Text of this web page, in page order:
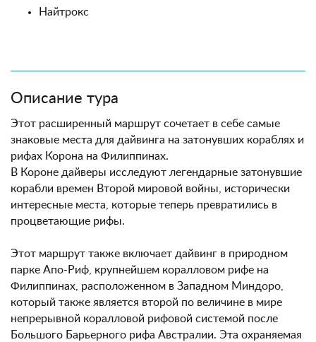
Найтрокс
Описание тура
Этот расширенный маршрут сочетает в себе самые
знаковые места для дайвинга на затонувших кораблях и
рифах Корона на Филиппинах.
В Короне дайверы исследуют легендарные затонувшие
корабли времен Второй мировой войны, исторически
интересные места, которые теперь превратились в
процветающие рифы.
Этот маршрут также включает дайвинг в природном
парке Апо-Риф, крупнейшем коралловом рифе на
Филиппинах, расположенном в Западном Миндоро,
который также является второй по величине в мире
непрерывной коралловой рифовой системой после
Большого Барьерного рифа Австралии. Эта охраняемая